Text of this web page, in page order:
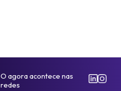
O agora acontece nas
redes